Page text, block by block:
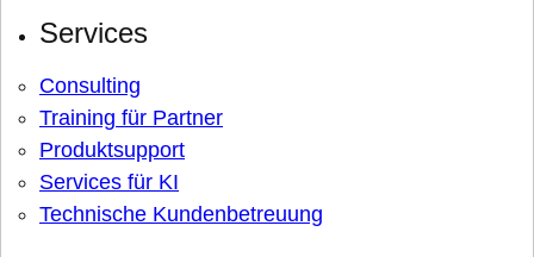
Services
Consulting
Training für Partner
Produktsupport
Services für KI
Technische Kundenbetreuung